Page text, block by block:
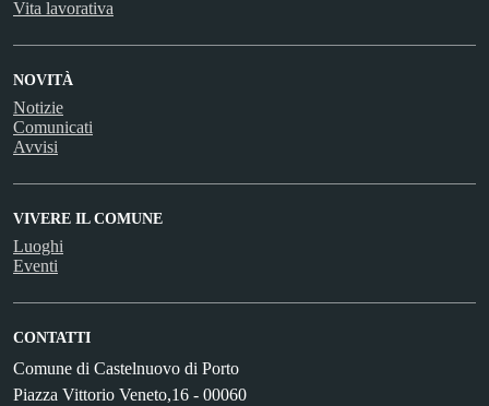
Vita lavorativa
NOVITÀ
Notizie
Comunicati
Avvisi
VIVERE IL COMUNE
Luoghi
Eventi
CONTATTI
Comune di Castelnuovo di Porto
Piazza Vittorio Veneto,16 - 00060